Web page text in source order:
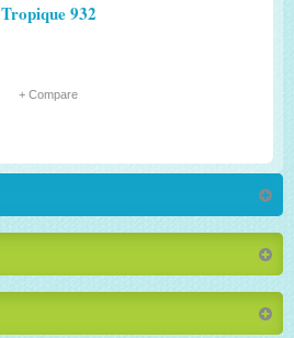
Tropique 932
+ Compare